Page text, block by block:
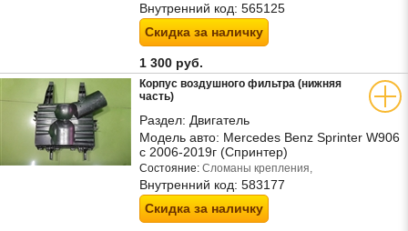
Внутренний код: 565125
Скидка за наличку
1 300 руб.
Корпус воздушного фильтра (нижняя
часть)
Раздел: Двигатель
Модель авто: Mercedes Benz Sprinter W906
с 2006-2019г (Спринтер)
Состояние: Сломаны крепления,
Внутренний код: 583177
Скидка за наличку